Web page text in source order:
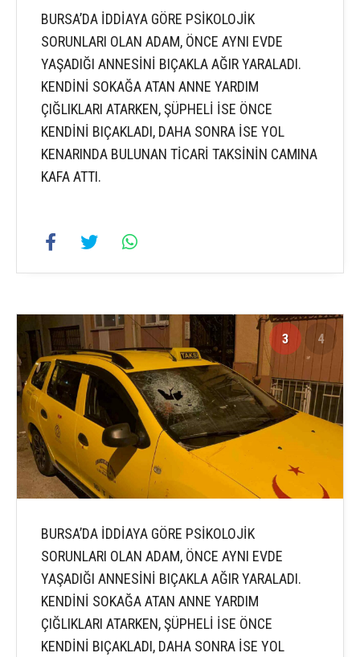
BURSA’DA İDDİAYA GÖRE PSİKOLOJİK
SORUNLARI OLAN ADAM, ÖNCE AYNI EVDE
YAŞADIĞI ANNESİNİ BIÇAKLA AĞIR YARALADI.
KENDİNİ SOKAĞA ATAN ANNE YARDIM
ÇIĞLIKLARI ATARKEN, ŞÜPHELİ İSE ÖNCE
KENDİNİ BIÇAKLADI, DAHA SONRA İSE YOL
KENARINDA BULUNAN TİCARİ TAKSİNİN CAMINA
KAFA ATTI.
3 4
BURSA’DA İDDİAYA GÖRE PSİKOLOJİK
SORUNLARI OLAN ADAM, ÖNCE AYNI EVDE
YAŞADIĞI ANNESİNİ BIÇAKLA AĞIR YARALADI.
KENDİNİ SOKAĞA ATAN ANNE YARDIM
ÇIĞLIKLARI ATARKEN, ŞÜPHELİ İSE ÖNCE
KENDİNİ BIÇAKLADI, DAHA SONRA İSE YOL